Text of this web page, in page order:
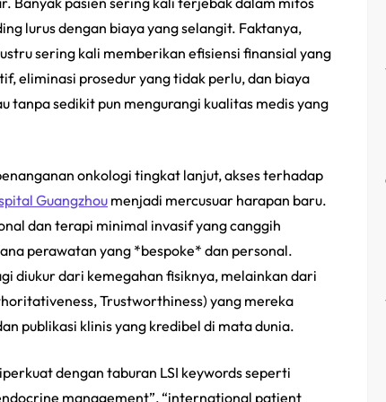
lurus dengan biaya yang selangit. Faktanya,
sering kali memberikan efisiensi finansial yang
eliminasi prosedur yang tidak perlu, dan biaya
tanpa sedikit pun mengurangi kualitas medis yang
onkologi tingkat lanjut, akses terhadap
Guangzhou menjadi mercusuar harapan baru.
dan terapi minimal invasif yang canggih
perawatan yang *bespoke* dan personal.
diukur dari kemegahan fisiknya, melainkan dari
Trustworthiness) yang mereka
publikasi klinis yang kredibel di mata dunia.
dengan taburan LSI keywords seperti
management”, “international patient